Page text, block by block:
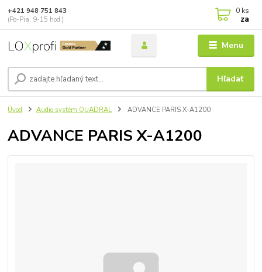
Menu
Hľadať
+421 948 751 843
(Po-Pia, 9-15 hod.)
0 ks
za
Úvod Audio systém QUADRAL ADVANCE PARIS X-A1200
ADVANCE PARIS X-A1200